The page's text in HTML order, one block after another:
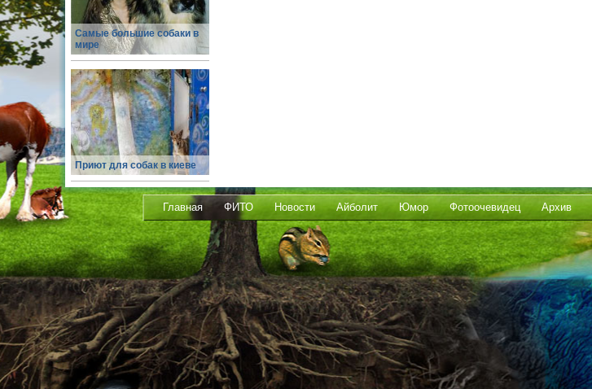
Самые большие собаки в
мире
Приют для собак в киеве
Главная ФИТО Новости Айболит Юмор Фотоочевидец Архив